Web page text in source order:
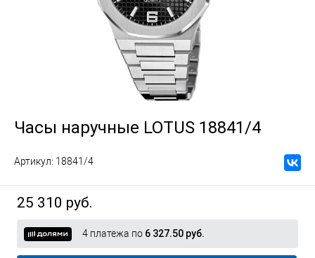
Часы наручные LOTUS 18841/4
Артикул: 18841/4
25 310 руб.
4 платежа по 6 327.50 руб.